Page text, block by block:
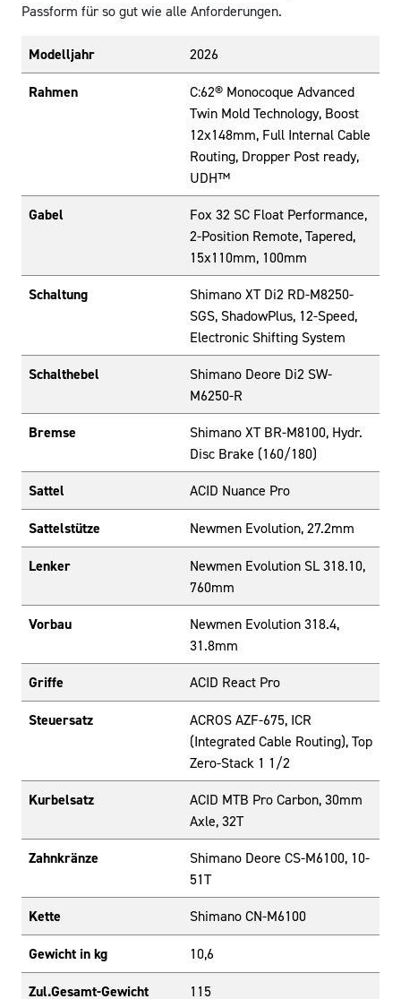
Passform für so gut wie alle Anforderungen.
Modelljahr 2026
Rahmen
C:62® Monocoque Advanced
Twin Mold Technology, Boost
12x148mm, Full Internal Cable
Routing, Dropper Post ready,
UDH™
Gabel
Fox 32 SC Float Performance,
2-Position Remote, Tapered,
15x110mm, 100mm
Schaltung
Shimano XT Di2 RD-M8250-
SGS, ShadowPlus, 12-Speed,
Electronic Shifting System
Schalthebel
Shimano Deore Di2 SW-
M6250-R
Bremse
Shimano XT BR-M8100, Hydr.
Disc Brake (160/180)
Sattel ACID Nuance Pro
Sattelstütze Newmen Evolution, 27.2mm
Lenker
Newmen Evolution SL 318.10,
760mm
Vorbau
Newmen Evolution 318.4,
31.8mm
Griffe ACID React Pro
Steuersatz
ACROS AZF-675, ICR
(Integrated Cable Routing), Top
Zero-Stack 1 1/2
Kurbelsatz
ACID MTB Pro Carbon, 30mm
Axle, 32T
Zahnkränze
Shimano Deore CS-M6100, 10-
51T
Kette Shimano CN-M6100
Gewicht in kg 10,6
Zul.Gesamt-Gewicht 115